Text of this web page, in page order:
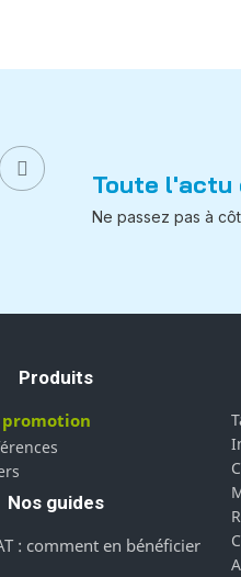
Toute l'actu
Ne passez pas à
Produits
Nos guides
: comment en bénéficier